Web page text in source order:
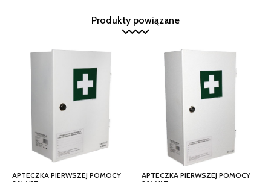
Produkty powiązane
APTECZKA PIERWSZEJ POMOCY
APTECZKA PIERWSZEJ POMOCY